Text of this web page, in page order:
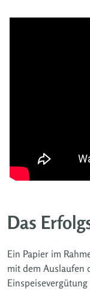
Das
Ein Papier im
mit dem Auslaufen